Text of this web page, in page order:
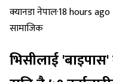
क्यानडा नेपाल·18 hours ago
सामाजिक
भिसीलाई 'बाइपास'